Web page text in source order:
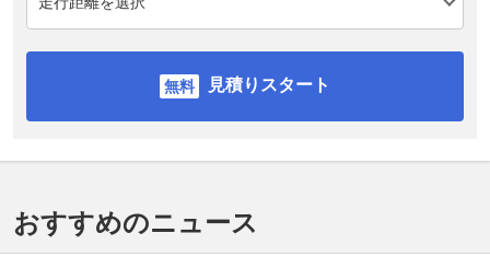
見積りスタート
おすすめのニュース